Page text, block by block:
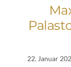
22. Januar